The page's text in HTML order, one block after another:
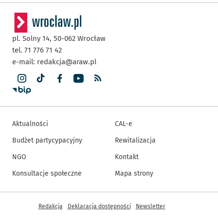
pl. Solny 14, 50-062 Wrocław
tel. 71 776 71 42
e-mail: redakcja@araw.pl
Aktualności
Budżet partycypacyjny
NGO
Konsultacje społeczne
CAL-e
Rewitalizacja
Kontakt
Mapa strony
Inne informacje
Redakcja Deklaracja dostępności Newsletter